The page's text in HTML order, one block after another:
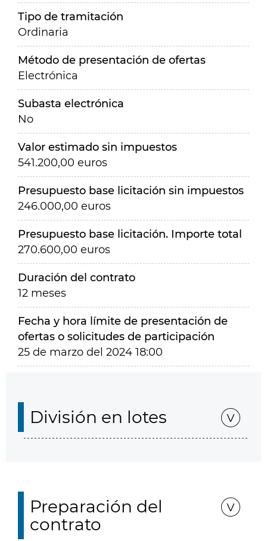
Tipo de tramitación
Ordinaria
Método de presentación de ofertas
Electrónica
Subasta electrónica
No
Valor estimado sin impuestos
541.200,00 euros
Presupuesto base licitación sin impuestos
246.000,00 euros
Presupuesto base licitación. Importe total
270.600,00 euros
Duración del contrato
12 meses
Fecha y hora límite de presentación de
ofertas o solicitudes de participación
25 de marzo del 2024 18:00
División en lotes
Preparación del
contrato